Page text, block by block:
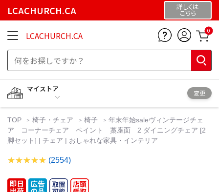
LCACHURCH.CA 詳しくは
こちら
LCACHURCH.CA 0
マイストア
変更
TOP 椅子・チェア 椅子
年末年始saleヴィンテージチェ
ア コーナーチェア ペイント 藁座面 2 ダイニングチェア [2
脚セット] | チェア | おしゃれな家具・インテリア
(2554)